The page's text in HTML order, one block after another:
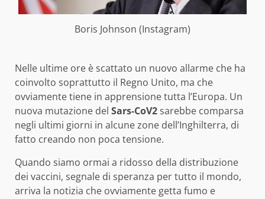
Boris Johnson (Instagram)
Nelle ultime ore è scattato un nuovo allarme che ha
coinvolto soprattutto il Regno Unito, ma che
ovviamente tiene in apprensione tutta l’Europa. Un
nuova mutazione del Sars-CoV2sarebbe comparsa
negli ultimi giorni in alcune zone dell’Inghilterra, di
fatto creando non poca tensione.
Quando siamo ormai a ridosso della distribuzione
dei vaccini, segnale di speranza per tutto il mondo,
arriva la notizia che ovviamente getta fumo e